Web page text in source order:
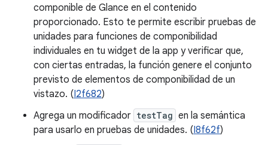
componible de Glance en el contenido
proporcionado. Esto te permite escribir pruebas de
unidades para funciones de componibilidad
individuales en tu widget de la app y verificar que,
con ciertas entradas, la función genere el conjunto
previsto de elementos de componibilidad de un
vistazo. (I2f682)
Agrega un modificador testTag en la semántica
para usarlo en pruebas de unidades. (I8f62f)